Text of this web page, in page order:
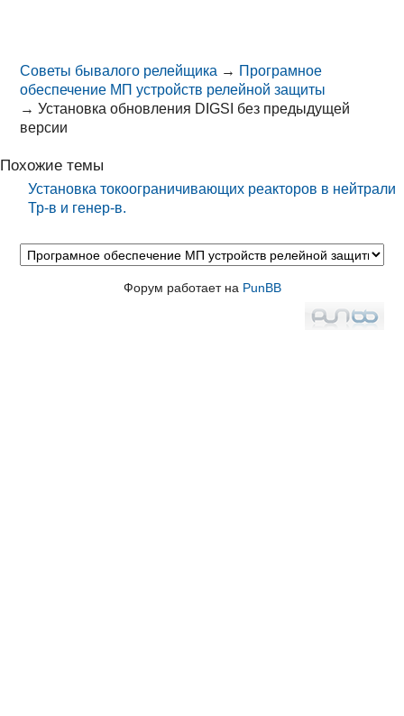
Советы бывалого релейщика → Програмное
обеспечение МП устройств релейной защиты
→Установка обновления DIGSI без предыдущей
версии
Похожие темы
Установка токоограничивающих реакторов в нейтрали
Тр-в и генер-в.
Форум работает на PunBB